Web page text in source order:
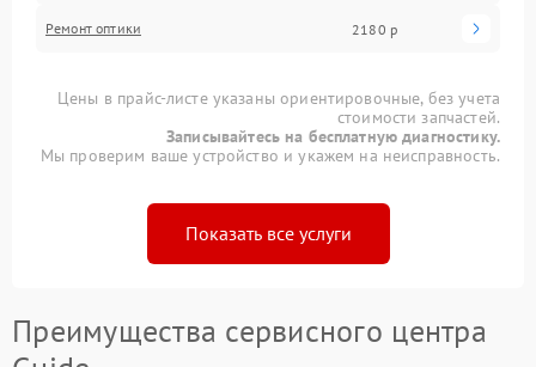
Ремонт оптики 2180 р
Цены в прайс-листе указаны ориентировочные, без учета
стоимости запчастей.
Записывайтесь на бесплатную диагностику.
Мы проверим ваше устройство и укажем на неисправность.
Показать все услуги
Преимущества сервисного центра